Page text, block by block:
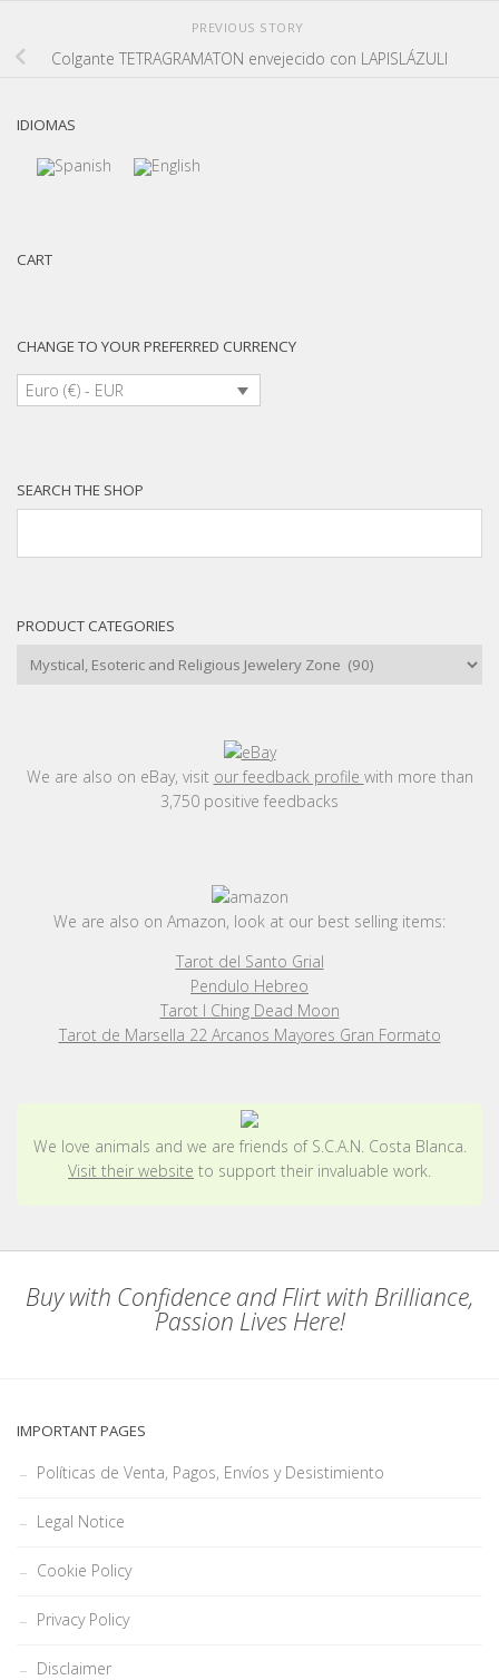
PREVIOUS STORY
Colgante TETRAGRAMATON envejecido con LAPISLÁZULI
IDIOMAS
CART
CHANGE TO YOUR PREFERRED CURRENCY
Euro (€) - EUR
SEARCH THE SHOP
PRODUCT CATEGORIES
We are also on eBay, visit our feedback profile with more than
3,750 positive feedbacks
We are also on Amazon, look at our best selling items:
Tarot del Santo Grial
Pendulo Hebreo
Tarot I Ching Dead Moon
Tarot de Marsella 22 Arcanos Mayores Gran Formato
We love animals and we are friends of S.C.A.N. Costa Blanca.
Visit their website to support their invaluable work.
Buy with Confidence and Flirt with Brilliance,
Passion Lives Here!
IMPORTANT PAGES
Políticas de Venta, Pagos, Envíos y Desistimiento
Legal Notice
Cookie Policy
Privacy Policy
Disclaimer